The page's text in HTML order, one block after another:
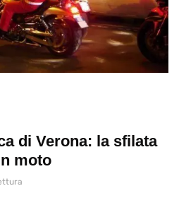
di Verona: la sfilata
moto